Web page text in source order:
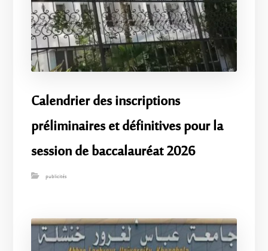
Calendrier des inscriptions
préliminaires et définitives pour la
session de baccalauréat 2026
publicités